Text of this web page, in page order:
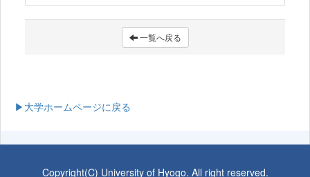
一覧へ戻る
▶大学ホームページに戻る
Copyright(C) University of Hyogo. All right reserved.